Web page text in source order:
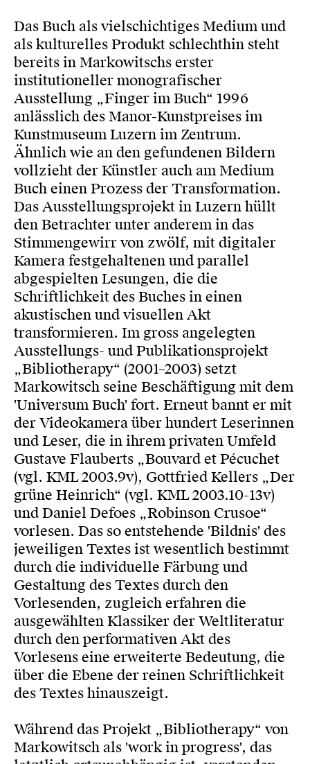
Das Buch als vielschichtiges Medium und
als kulturelles Produkt schlechthin steht
bereits in Markowitschs erster
institutioneller monografischer
Ausstellung „Finger im Buch“ 1996
anlässlich des Manor-Kunstpreises im
Kunstmuseum Luzern im Zentrum.
Ähnlich wie an den gefundenen Bildern
vollzieht der Künstler auch am Medium
Buch einen Prozess der Transformation.
Das Ausstellungsprojekt in Luzern hüllt
den Betrachter unter anderem in das
Stimmengewirr von zwölf, mit digitaler
Kamera festgehaltenen und parallel
abgespielten Lesungen, die die
Schriftlichkeit des Buches in einen
akustischen und visuellen Akt
transformieren. Im gross angelegten
Ausstellungs- und Publikationsprojekt
„Bibliotherapy“ (2001–2003) setzt
Markowitsch seine Beschäftigung mit dem
'Universum Buch' fort. Erneut bannt er mit
der Videokamera über hundert Leserinnen
und Leser, die in ihrem privaten Umfeld
Gustave Flauberts „Bouvard et Pécuchet
(vgl. KML 2003.9v), Gottfried Kellers „Der
grüne Heinrich“ (vgl. KML 2003.10-13v)
und Daniel Defoes „Robinson Crusoe“
vorlesen. Das so entstehende 'Bildnis' des
jeweiligen Textes ist wesentlich bestimmt
durch die individuelle Färbung und
Gestaltung des Textes durch den
Vorlesenden, zugleich erfahren die
ausgewählten Klassiker der Weltliteratur
durch den performativen Akt des
Vorlesens eine erweiterte Bedeutung, die
über die Ebene der reinen Schriftlichkeit
des Textes hinauszeigt.
Während das Projekt „Bibliotherapy“ von
Markowitsch als 'work in progress', das